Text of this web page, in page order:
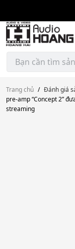
content
Tìm
kiếm:
Trang chủ / Đánh giá
pre-amp “Concept 2”
streaming